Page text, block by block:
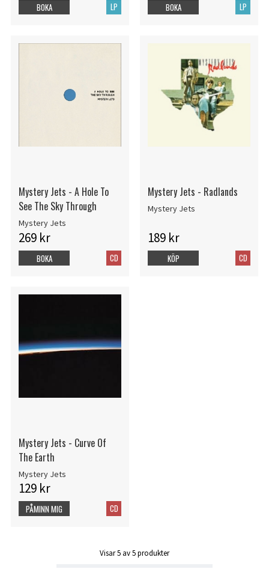
LP
BOKA LP
BOKA
Mystery Jets - A Hole To
See The Sky Through
Mystery Jets
269 kr
CD
BOKA
Mystery Jets - Radlands
Mystery Jets
189 kr
CD
KÖP
Mystery Jets - Curve Of
The Earth
Mystery Jets
129 kr
CD
PÅMINN MIG
Visar5 av5produkter